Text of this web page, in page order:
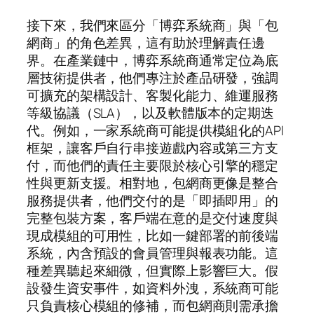
接下來，我們來區分「博弈系統商」與「包
網商」的角色差異，這有助於理解責任邊
界。在產業鏈中，博弈系統商通常定位為底
層技術提供者，他們專注於產品研發，強調
可擴充的架構設計、客製化能力、維運服務
等級協議（SLA），以及軟體版本的定期迭
代。例如，一家系統商可能提供模組化的API
框架，讓客戶自行串接遊戲內容或第三方支
付，而他們的責任主要限於核心引擎的穩定
性與更新支援。相對地，包網商更像是整合
服務提供者，他們交付的是「即插即用」的
完整包裝方案，客戶端在意的是交付速度與
現成模組的可用性，比如一鍵部署的前後端
系統，內含預設的會員管理與報表功能。這
種差異聽起來細微，但實際上影響巨大。假
設發生資安事件，如資料外洩，系統商可能
只負責核心模組的修補，而包網商則需承擔